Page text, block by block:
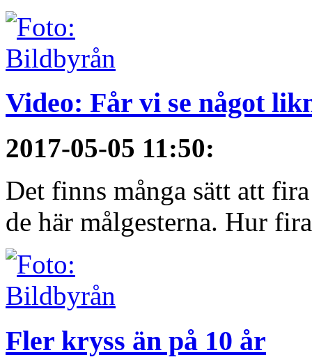
Video: Får vi se något
2017-05-05 11:50:
Det finns många sätt att
de här målgesterna. Hur
Fler kryss än på 10 år